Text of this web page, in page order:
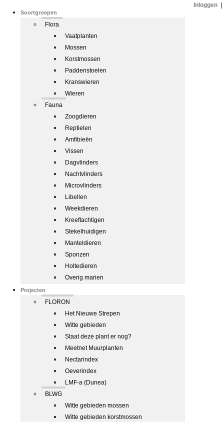
Soortgroepen
Flora
Vaatplanten
Mossen
Korstmossen
Paddenstoelen
Kranswieren
Wieren
Fauna
Zoogdieren
Reptielen
Amfibieën
Vissen
Dagvlinders
Nachtvlinders
Microvlinders
Libellen
Weekdieren
Kreeftachtigen
Stekelhuidigen
Manteldieren
Sponzen
Holtedieren
Overig marien
Projecten
FLORON
Het Nieuwe Strepen
Witte gebieden
Staat deze plant er nog?
Meetnet Muurplanten
Nectarindex
Oeverindex
LMF-a (Dunea)
BLWG
Witte gebieden mossen
Witte gebieden korstmossen
Inloggen